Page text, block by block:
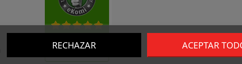
RECHAZAR ACEPTAR